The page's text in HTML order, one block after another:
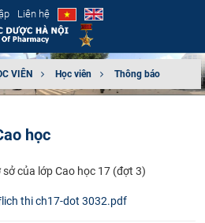
Liên hệ
VIÊN Học viên Thông báo
học
của lớp Cao học 17 (đợt 3)​
lich thi ch17-dot 3032.pdf